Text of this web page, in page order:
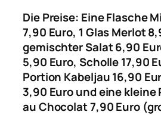
Die Preise: Eine Flasche
7,90 Euro, 1 Glas Merlot
gemischter Salat 6,90
5,90 Euro, Scholle 17,90
Portion Kabeljau 16,90
3,90 Euro und eine kleine
au Chocolat 7,90 Euro